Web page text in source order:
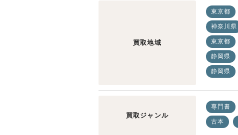
買取地域
東京都
神奈川県
東京都
静岡県
静岡県
買取ジャンル
専門書
古本